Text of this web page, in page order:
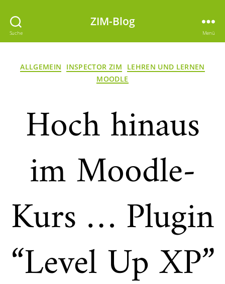
Suche
ZIM-Blog
Menü
Kategorien
ALLGEMEIN INSPECTOR ZIM
LEHREN UND LERNEN
MOODLE
Hoch hinaus
im Moodle-
Kurs … Plugin
“Level Up XP”